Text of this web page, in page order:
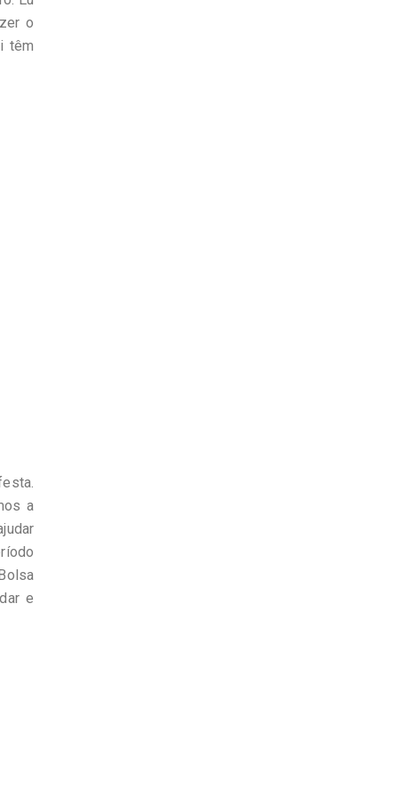
o
têm
a
e